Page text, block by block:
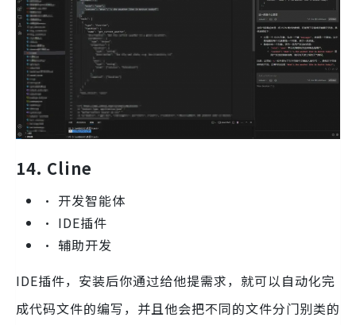
14. Cline
• 开发智能体
• IDE插件
• 辅助开发
IDE插件，安装后你通过给他提需求，就可以自动化完
成代码文件的编写，并且他会把不同的文件分门别类的